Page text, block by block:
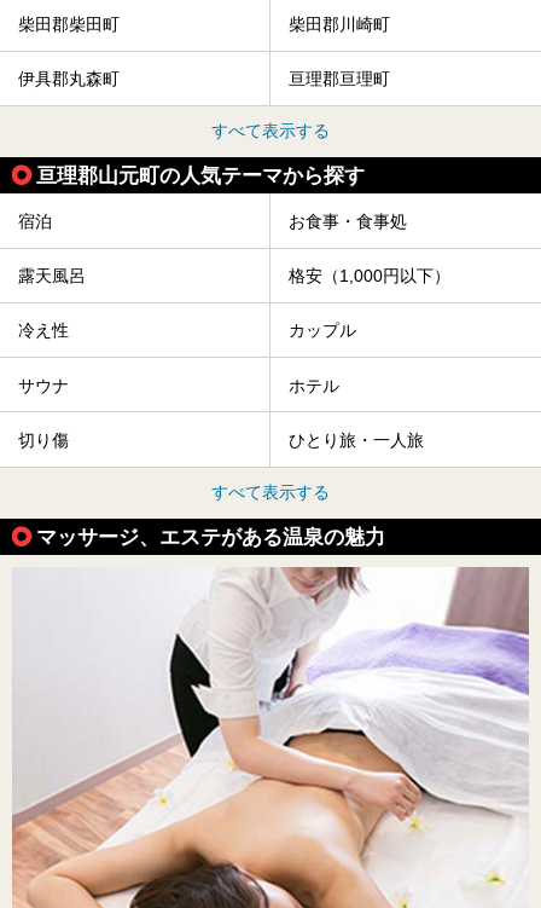
柴田郡柴田町 柴田郡川崎町
伊具郡丸森町 亘理郡亘理町
すべて表示する
亘理郡山元町の人気テーマから探す
宿泊 お食事・食事処
露天風呂 格安（1,000円以下）
冷え性 カップル
サウナ ホテル
切り傷 ひとり旅・一人旅
すべて表示する
マッサージ、エステがある温泉の魅力